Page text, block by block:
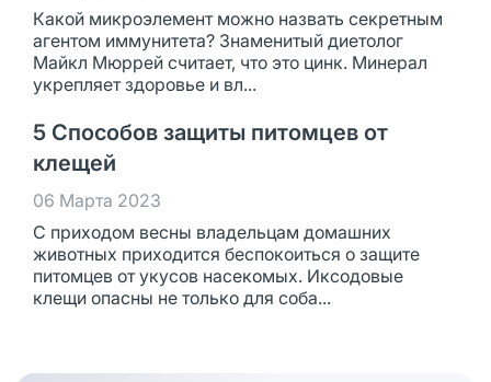
Какой микроэлемент можно назвать секретным
агентом иммунитета? Знаменитый диетолог
Майкл Мюррей считает, что это цинк. Минерал
укрепляет здоровье и вл...
5 Способов защиты питомцев от
клещей
06 Марта 2023
С приходом весны владельцам домашних
животных приходится беспокоиться о защите
питомцев от укусов насекомых. Иксодовые
клещи опасны не только для соба...